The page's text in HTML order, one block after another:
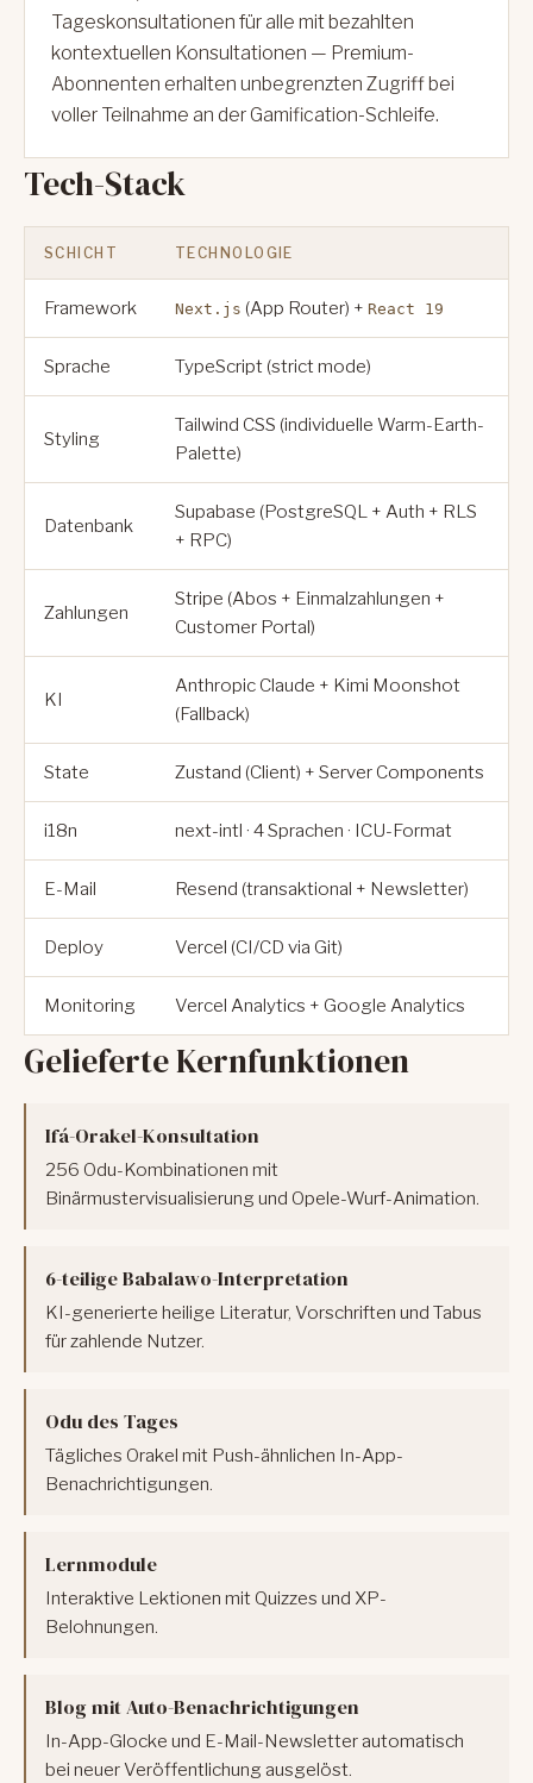
Tageskonsultationen für alle mit bezahlten
kontextuellen Konsultationen — Premium-
Abonnenten erhalten unbegrenzten Zugriff bei
voller Teilnahme an der Gamification-Schleife.
Tech-Stack
SCHICHT TECHNOLOGIE
Framework Next.js (App Router) + React 19
Sprache TypeScript (strict mode)
Styling
Tailwind CSS (individuelle Warm-Earth-
Palette)
Datenbank
Supabase (PostgreSQL + Auth + RLS
+ RPC)
Zahlungen
Stripe (Abos + Einmalzahlungen +
Customer Portal)
KI
Anthropic Claude + Kimi Moonshot
(Fallback)
State Zustand (Client) + Server Components
i18n next-intl · 4 Sprachen · ICU-Format
E-Mail Resend (transaktional + Newsletter)
Deploy Vercel (CI/CD via Git)
Monitoring Vercel Analytics + Google Analytics
Gelieferte Kernfunktionen
Ifá-Orakel-Konsultation
256 Odu-Kombinationen mit
Binärmustervisualisierung und Opele-Wurf-Animation.
6-teilige Babalawo-Interpretation
KI-generierte heilige Literatur, Vorschriften und Tabus
für zahlende Nutzer.
Odu des Tages
Tägliches Orakel mit Push-ähnlichen In-App-
Benachrichtigungen.
Lernmodule
Interaktive Lektionen mit Quizzes und XP-
Belohnungen.
Blog mit Auto-Benachrichtigungen
In-App-Glocke und E-Mail-Newsletter automatisch
bei neuer Veröffentlichung ausgelöst.